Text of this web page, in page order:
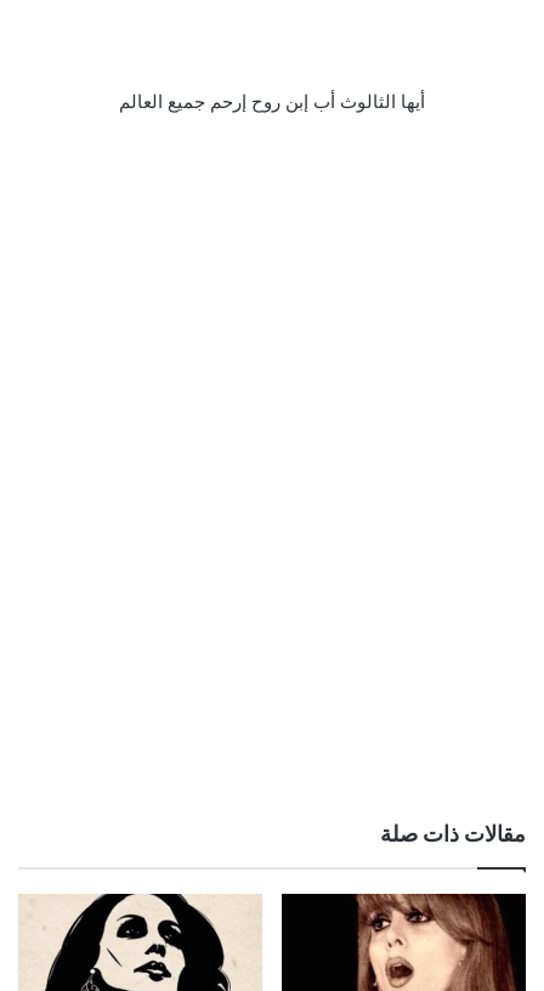
أيها الثالوث أب إبن روح إرحم جميع العالم
مقالات ذات صلة